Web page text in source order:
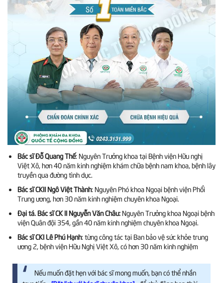
Bác sĩ Đỗ Quang Thế: Nguyên Trưởng khoa tại Bệnh viện Hữu nghị
Việt Xô, hơn 40 năm kinh nghiệm khám chữa bệnh nam khoa, bệnh lây
truyền qua đường tình dục.
Bác sĩ CKII Ngô Việt Thành: Nguyên Phó khoa Ngoại bệnh viện Phổi
Trung ương, hơn 30 năm kinh nghiệm chuyên khoa Ngoại.
Đại tá. Bác sĩ CK II Nguyễn Văn Châu:Nguyên Trưởng khoa Ngoại bệnh
viện Quân đội 354, gần 40 năm kinh nghiệm chuyên khoa Ngoại.
Bác sĩ CKI Lê Phú Hạnh: từng công tác tạiBan bảo vệ sức khỏe trung
ương 2, bệnh viện Hữu Nghị Việt Xô, có hơn 30 năm kinh nghiệm
Nếu muốn đặt hẹn với bác sĩ mong muốn, bạn có thể nhắn